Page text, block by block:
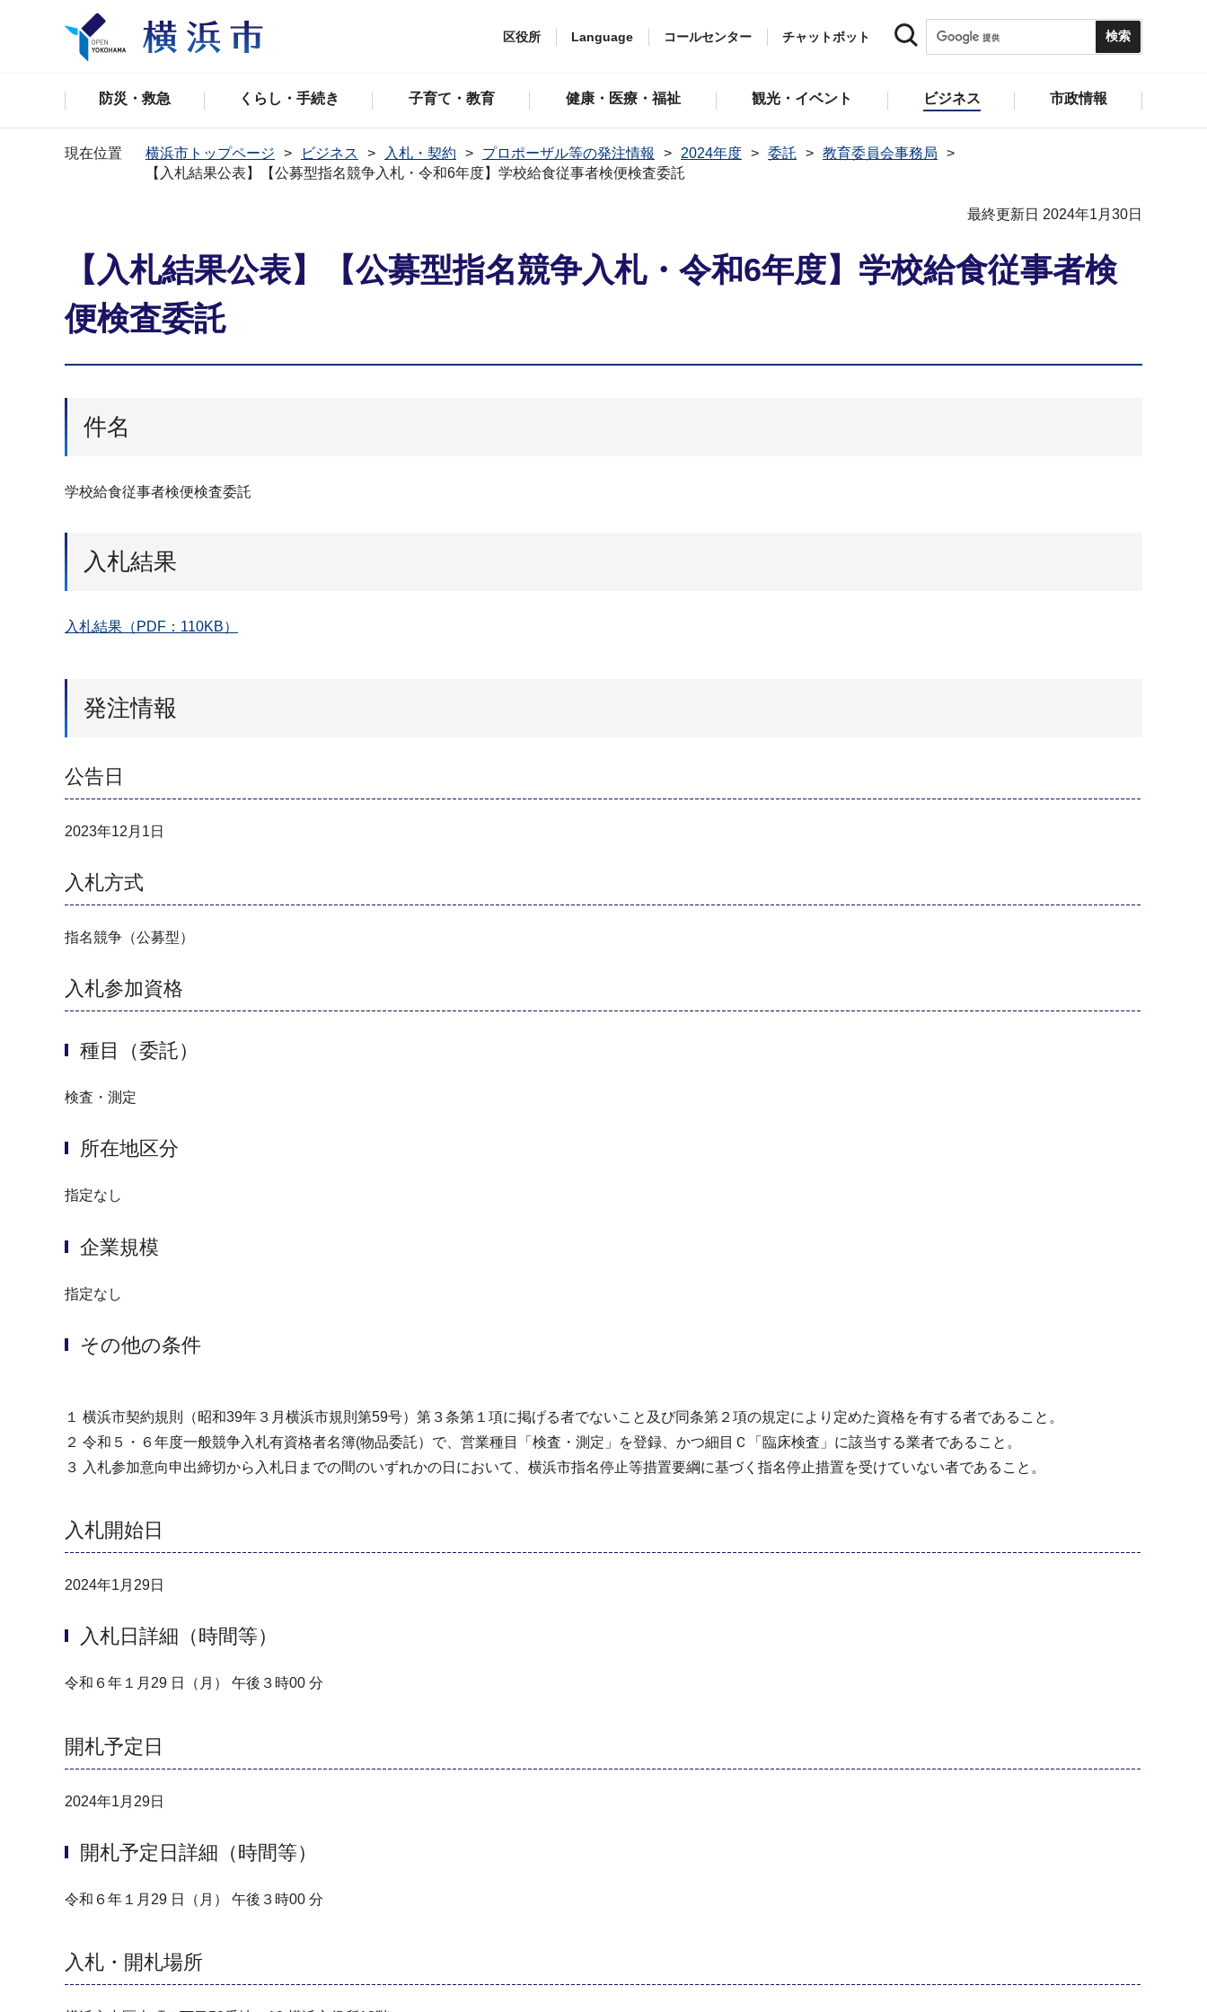
区役所 Language コールセンター チャットボット
防災・救急 くらし・手続き 子育て・教育 健康・医療・福祉 観光・イベント ビジネス 市政情報
現在位置 横浜市トップページ ビジネス 入札・契約 プロポーザル等の発注情報 2024年度 委託
教育委員会事務局
【入札結果公表】【公募型指名競争入札・令和6年度】学校給食従事者検便検査委託
最終更新日 2024年1月30日
【入札結果公表】【公募型指名競争入札・令和6年度】学校給食従事者検
便検査委託
件名
学校給食従事者検便検査委託
入札結果
入札結果（PDF：110KB）
発注情報
公告日
2023年12月1日
入札方式
指名競争（公募型）
入札参加資格
種目（委託）
検査・測定
所在地区分
指定なし
企業規模
指定なし
その他の条件
１ 横浜市契約規則（昭和39年３月横浜市規則第59号）第３条第１項に掲げる者でないこと及び同条第２項の規定により定めた資格を有する者であること。
２ 令和５・６年度一般競争入札有資格者名簿(物品委託）で、営業種目「検査・測定」を登録、かつ細目Ｃ「臨床検査」に該当する業者であること。
３ 入札参加意向申出締切から入札日までの間のいずれかの日において、横浜市指名停止等措置要綱に基づく指名停止措置を受けていない者であること。
入札開始日
2024年1月29日
入札日詳細（時間等）
令和６年１月29 日（月） 午後３時00 分
開札予定日
2024年1月29日
開札予定日詳細（時間等）
令和６年１月29 日（月） 午後３時00 分
入札・開札場所